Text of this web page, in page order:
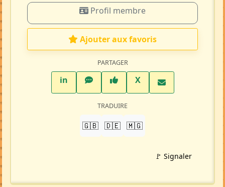
Profil membre
Ajouter aux favoris
PARTAGER
inLinkedInWhatsAppFacebook
XTwitter X
TRADUIRE
🇬🇧 🇩🇪 🇲🇬
🚩 Signaler